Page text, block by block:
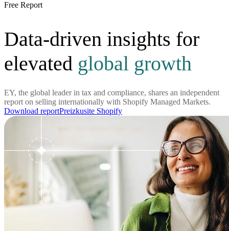
Free Report
Data-driven insights for
elevated global growth
EY, the global leader in tax and compliance, shares an independent
report on selling internationally with Shopify Managed Markets.
Download reportPreizkusite Shopify